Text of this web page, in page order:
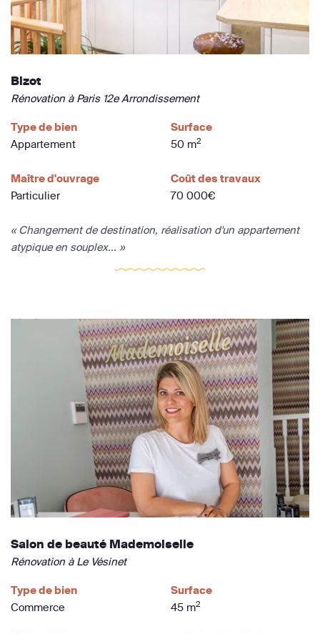
Bizot
Rénovation à Paris 12e Arrondissement
Type de bien
Appartement
Surface
50 m2
Maître d'ouvrage
Particulier
Coût des travaux
70 000€
« Changement de destination, réalisation d'un appartement
atypique en souplex... »
Salon de beauté Mademoiselle
Rénovation à Le Vésinet
Type de bien
Commerce
Surface
45 m2